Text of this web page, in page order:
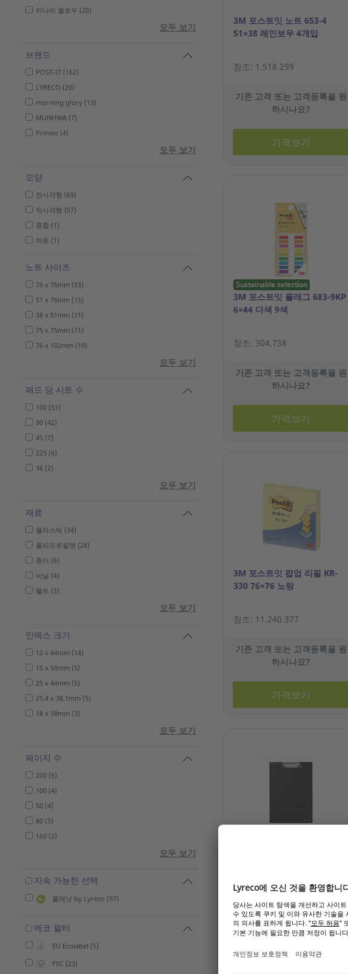
카나리 옐로우 (20)
모두 보기
브랜드
POST-IT (162)
LYRECO (20)
morning glory (13)
MUNHWA (7)
Printec (4)
모두 보기
모양
정사각형 (69)
직사각형 (57)
종합 (1)
하트 (1)
노트 사이즈
76 x 76mm (53)
51 x 76mm (15)
38 x 51mm (11)
75 x 75mm (11)
76 x 102mm (10)
모두 보기
패드 당 시트 수
100 (51)
90 (42)
45 (7)
225 (6)
36 (2)
모두 보기
재료
플라스틱 (34)
폴리프로필렌 (28)
종이 (6)
비닐 (4)
펠트 (3)
모두 보기
인덱스 크기
12 x 44mm (14)
15 x 50mm (5)
25 x 44mm (5)
25.4 x 38.1mm (5)
18 x 38mm (3)
모두 보기
페이지 수
200 (5)
100 (4)
50 (4)
80 (3)
160 (2)
모두 보기
지속 가능한 선택
플래닛 by Lyreco (97)
에코 필터
EU Ecolabel (1)
FSC (23)
3M 포스트잇 노트 653-4
51×38 레인보우 4개입
참조: 1.518.299
기존 고객 또는 고객등록을 원
하시나요?
가격보기
Sustainable selection
3M 포스트잇 플래그 683-9KP
6×44 다색 9색
참조: 304.738
기존 고객 또는 고객등록을 원
하시나요?
가격보기
3M 포스트잇 팝업 리필 KR-
330 76×76 노랑
참조: 11.240.377
기존 고객 또는 고객등록을 원
하시나요?
가격보기
참조: 2.125.562
기존 고객 또는 고객등록을 원
하시나요?